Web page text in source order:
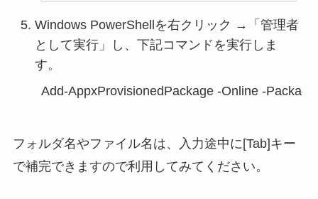
Windows PowerShellを右クリック →「管理者
として実行」し、下記コマンドを実行しま
す。
Add-AppxProvisionedPackage -Online -
フォルダ名やファイル名は、入力途中に[Tab]キー
で補完できますので利用してみてください。